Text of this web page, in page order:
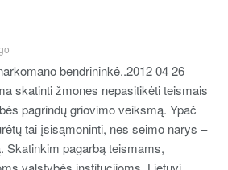
bendrininkė..2012 04 26
skatinti žmones nepasitikėti teismais
pagrindų griovimo veiksmą. Ypač
tai įsisąmoninti, nes seimo narys –
Skatinkim pagarbą teismams,